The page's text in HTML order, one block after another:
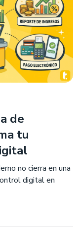
de
tu
no cierra en una
digital en